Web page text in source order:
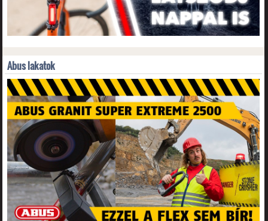
Abus lakatok